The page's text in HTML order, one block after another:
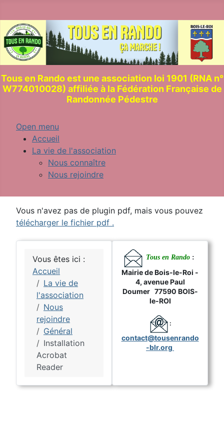
Tous en Rando est une association loi 1901 (RNA n°
W774010028) affiliée à la Fédération Française de
Randonnée Pédestre
Open menu
Accueil
La vie de l'association
Nous connaître
Nous rejoindre
Vous n'avez pas de plugin pdf, mais vous pouvez
télécharger le fichier pdf .
Vous êtes ici :
Accueil
La vie de
l'association
Nous
rejoindre
Général
Installation
Acrobat
Reader
Tous en Rando :
Mairie de Bois-le-Roi -
4, avenue Paul
Doumer 77590 BOIS-
le-ROI
:
contact@tousenrando
-blr.org